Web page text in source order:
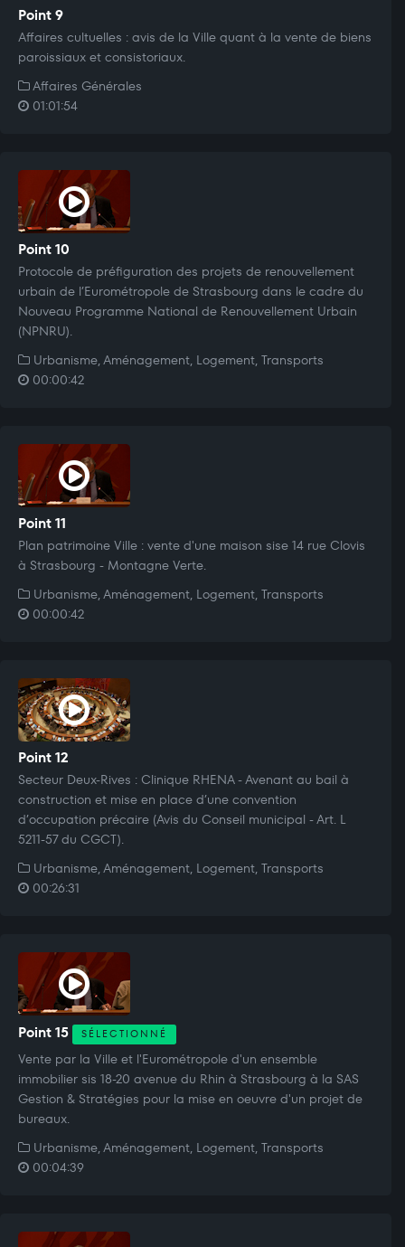
Point 9
Affaires cultuelles : avis de la Ville quant à la vente de biens
paroissiaux et consistoriaux.
Affaires Générales
01:01:54
Point 10
Protocole de préfiguration des projets de renouvellement
urbain de l’Eurométropole de Strasbourg dans le cadre du
Nouveau Programme National de Renouvellement Urbain
(NPNRU).
Urbanisme, Aménagement, Logement, Transports
00:00:42
Point 11
Plan patrimoine Ville : vente d'une maison sise 14 rue Clovis
à Strasbourg - Montagne Verte.
Urbanisme, Aménagement, Logement, Transports
00:00:42
Point 12
Secteur Deux-Rives : Clinique RHENA - Avenant au bail à
construction et mise en place d’une convention
d’occupation précaire (Avis du Conseil municipal - Art. L
5211-57 du CGCT).
Urbanisme, Aménagement, Logement, Transports
00:26:31
Point 15 SÉLECTIONNÉ
Vente par la Ville et l'Eurométropole d'un ensemble
immobilier sis 18-20 avenue du Rhin à Strasbourg à la SAS
Gestion & Stratégies pour la mise en oeuvre d'un projet de
bureaux.
Urbanisme, Aménagement, Logement, Transports
00:04:39